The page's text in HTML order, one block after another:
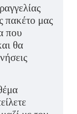
πακέτο μας
που
θα